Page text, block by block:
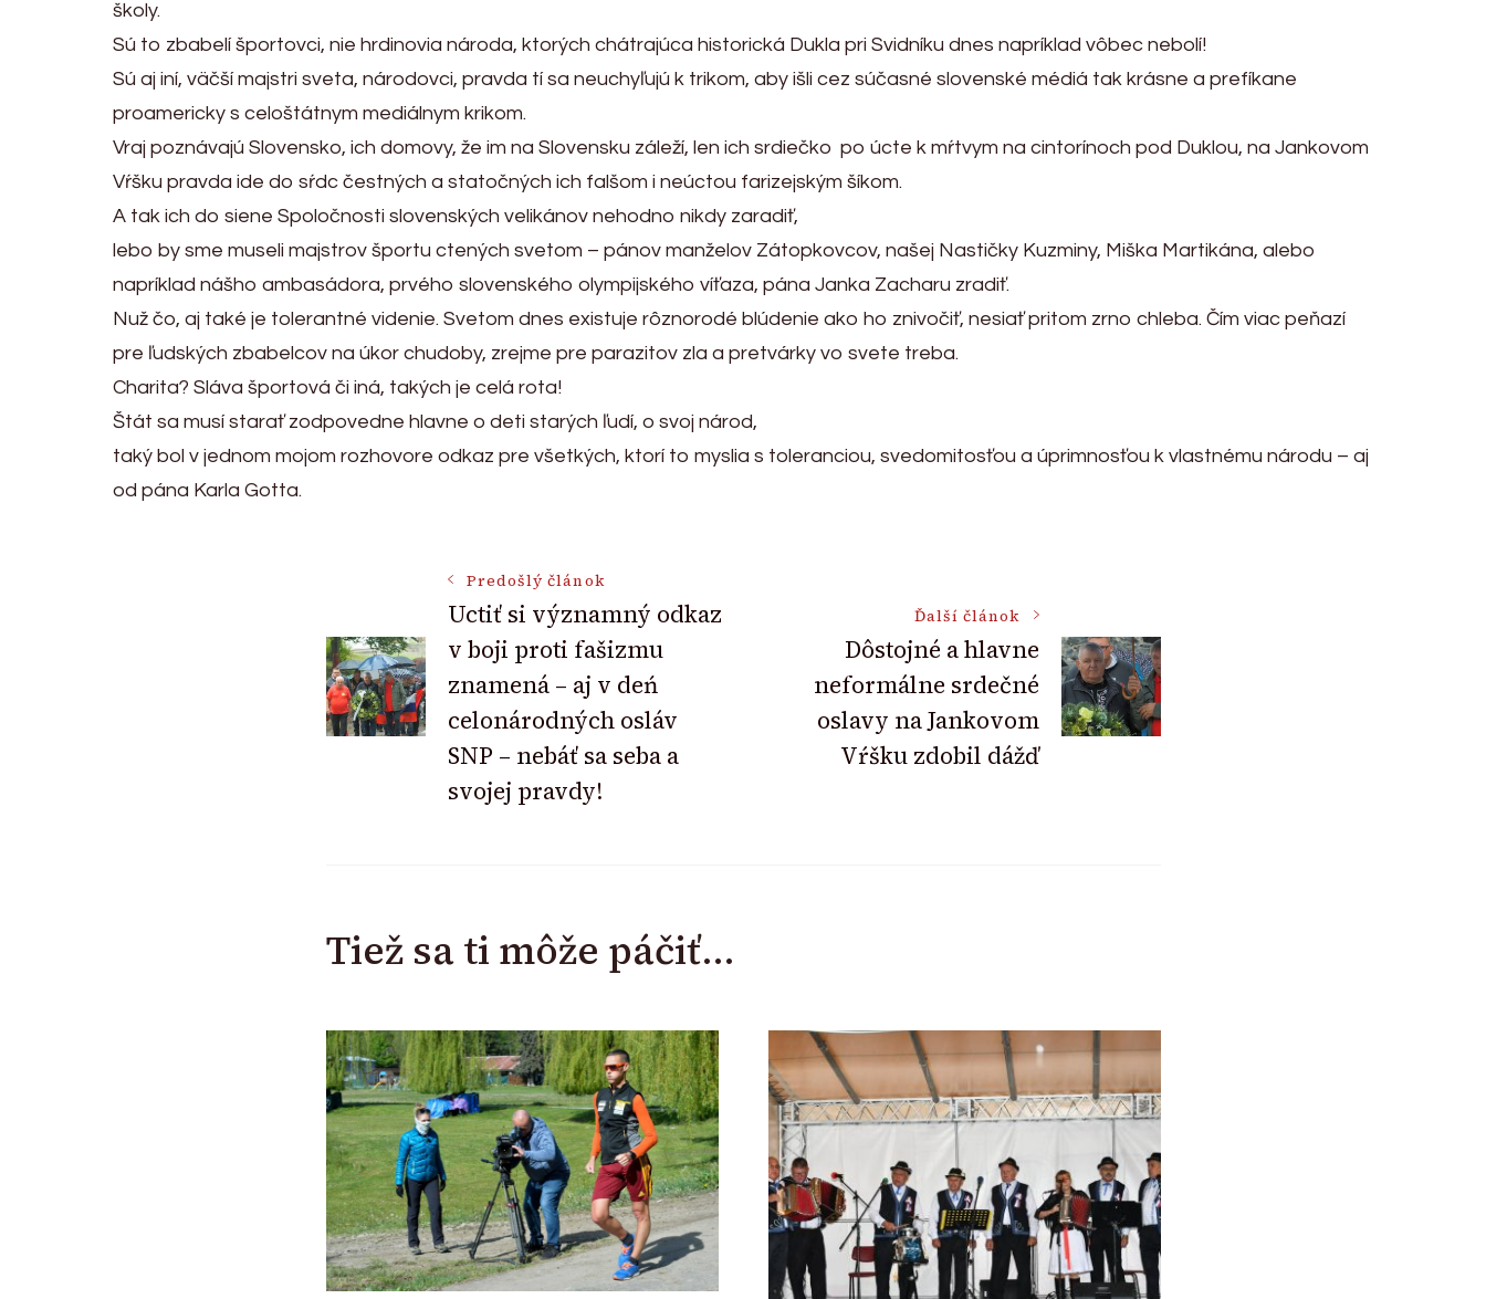
školy.
Sú to zbabelí športovci, nie hrdinovia národa, ktorých chátrajúca historická Dukla pri Svidníku dnes napríklad vôbec nebolí!
Sú aj iní, väčší majstri sveta, národovci, pravda tí sa neuchyľujú k trikom, aby išli cez súčasné slovenské médiá tak krásne a prefíkane
proamericky s celoštátnym mediálnym krikom.
Vraj poznávajú Slovensko, ich domovy, že im na Slovensku záleží, len ich srdiečko po úcte k mŕtvym na cintorínoch pod Duklou, na Jankovom
Vŕšku pravda ide do sŕdc čestných a statočných ich falšom i neúctou farizejským šíkom.
A tak ich do siene Spoločnosti slovenských velikánov nehodno nikdy zaradiť,
lebo by sme museli majstrov športu ctených svetom – pánov manželov Zátopkovcov, našej Nastičky Kuzminy, Miška Martikána, alebo
napríklad nášho ambasádora, prvého slovenského olympijského víťaza, pána Janka Zacharu zradiť.
Nuž čo, aj také je tolerantné videnie. Svetom dnes existuje rôznorodé blúdenie ako ho znivočiť, nesiať pritom zrno chleba. Čím viac peňazí
pre ľudských zbabelcov na úkor chudoby, zrejme pre parazitov zla a pretvárky vo svete treba.
Charita? Sláva športová či iná, takých je celá rota!
Štát sa musí starať zodpovedne hlavne o deti starých ľudí, o svoj národ,
taký bol v jednom mojom rozhovore odkaz pre všetkých, ktorí to myslia s toleranciou, svedomitosťou a úprimnosťou k vlastnému národu – aj
od pána Karla Gotta.
Navigation
Predošlý článok
Uctiť si významný odkaz
v boji proti fašizmu
znamená – aj v deń
celonárodných osláv
SNP – nebáť sa seba a
svojej pravdy!
Ďalší článok
Dôstojné a hlavne
neformálne srdečné
oslavy na Jankovom
Vŕšku zdobil dážď
Tiež sa ti môže páčiť...